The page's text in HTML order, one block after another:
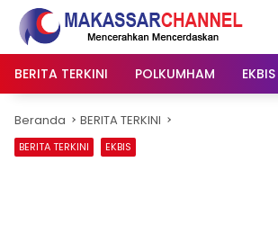
Langsung
konten
BERITA TERKINI
POLKUMHAM EKBIS
Beranda BERITA TERKINI
BERITA TERKINI EKBIS